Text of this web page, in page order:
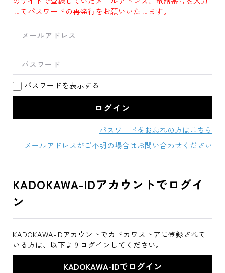
してパスワードの再発行をお願いいたします。
パスワードを表示する
パスワードをお忘れの方はこちら
メールアドレスがご不明の場合はお問い合わせください
KADOKAWA-IDアカウントでログイ
ン
KADOKAWA-IDアカウントでカドカワストアに登録されて
いる方は、以下よりログインしてください。